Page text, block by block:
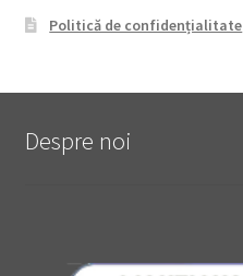
Politică de confidențialitate
Despre noi